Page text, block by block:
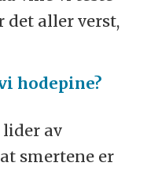
det aller verst,
hodepine?
av
smertene er